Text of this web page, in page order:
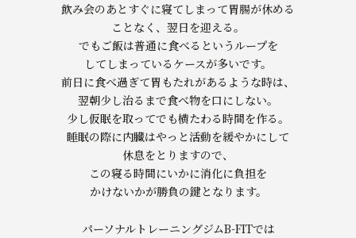
飲み会のあとすぐに寝てしまって胃腸が休める
ことなく、翌日を迎える。
でもご飯は普通に食べるというループを
してしまっているケースが多いです。
前日に食べ過ぎて胃もたれがあるような時は、
翌朝少し治るまで食べ物を口にしない。
少し仮眠を取ってでも横たわる時間を作る。
睡眠の際に内臓はやっと活動を緩やかにして
休息をとりますので、
この寝る時間にいかに消化に負担を
かけないかが勝負の鍵となります。
パーソナルトレーニングジムB-FITでは